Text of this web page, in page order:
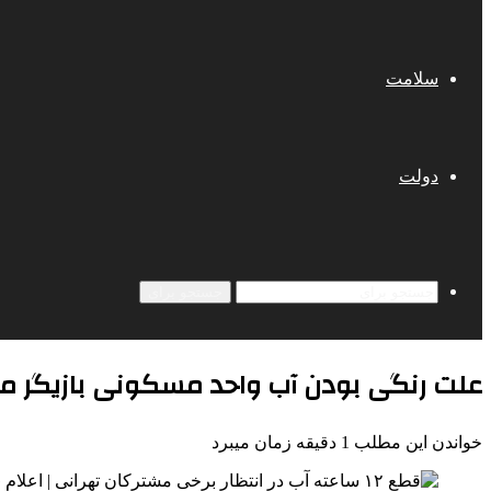
سلامت
دولت
علت رنگی بودن آب واحد مسکونی بازیگر
خواندن این مطلب 1 دقیقه زمان میبرد